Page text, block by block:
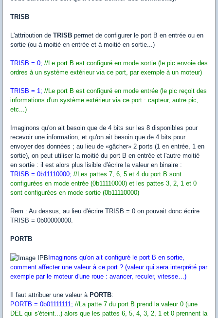
TRISB
L'attribution de TRISB permet de configurer le port B en entrée ou en
sortie (ou à moitié en entrée et à moitié en sortie...)
TRISB = 0; //Le port B est configuré en mode sortie (le pic envoie des
ordres à un système extérieur via ce port, par exemple à un moteur)
TRISB = 1; //Le port B est configuré en mode entrée (le pic reçoit des
informations d'un système extérieur via ce port : capteur, autre pic,
etc...)
Imaginons qu'on ait besoin que de 4 bits sur les 8 disponibles pour
recevoir une information, et qu'on ait besoin que de 4 bits pour
envoyer des données ; au lieu de «gâcher» 2 ports (1 en entrée, 1 en
sortie), on peut utiliser la moitié du port B en entrée et l'autre moitié
en sortie : il est alors plus lisible d'écrire la valeur en binaire :
TRISB = 0b11110000; //Les pattes 7, 6, 5 et 4 du port B sont
configurées en mode entrée (0b11110000) et les pattes 3, 2, 1 et 0
sont configurées en mode sortie (0b11110000)
Rem : Au dessus, au lieu d'écrire TRISB = 0 on pouvait donc écrire
TRISB = 0b00000000.
PORTB
Imaginons qu'on ait configuré le port B en sortie,
comment affecter une valeur à ce port ? (valeur qui sera interprété par
exemple par le moteur d'une roue : avancer, reculer, vitesse…)
Il faut attribuer une valeur à PORTB:
PORTB = 0b01111111; //La patte 7 du port B prend la valeur 0 (une
DEL qui s'éteint...) alors que les pattes 6, 5, 4, 3, 2, 1 et 0 prennent la